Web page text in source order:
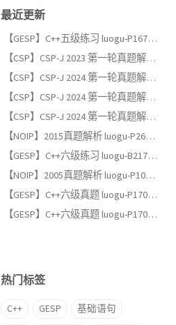
最近更新
【GESP】C++五级练习 luogu-P1678 烦恼的高考志愿
【CSP】CSP-J 2023 第一轮真题解析（一）：单项选择题
【CSP】CSP-J 2024 第一轮真题解析（三）：完善程序题
【CSP】CSP-J 2024 第一轮真题解析（二）：阅读程序题
【CSP】CSP-J 2024 第一轮真题解析（一）：单项选择题
【NOIP】2015真题解析 luogu-P2678 跳石头（适合GESP六级以上练习）
【GESP】C++六级练习 luogu-B2174, 完全背包
【NOIP】2005真题解析 luogu-P1048 采药（适合GESP六级以上练习）
【GESP】C++六级真题 luogu-P17013, [GESP202606 六级] 满二叉树
【GESP】C++六级真题 luogu-P17012, [GESP202606 六级] 条形蛋糕
热门标签
C++ GESP 基础语句